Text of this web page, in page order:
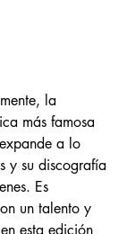
la
más famosa
a lo
y su discografía
Es
un talento y
esta edición